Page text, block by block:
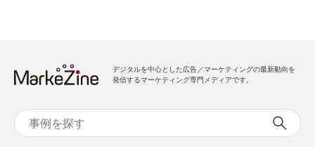
デジタルを中心とした広告／マーケティングの最新動向を
発信するマーケティング専門メディアです。